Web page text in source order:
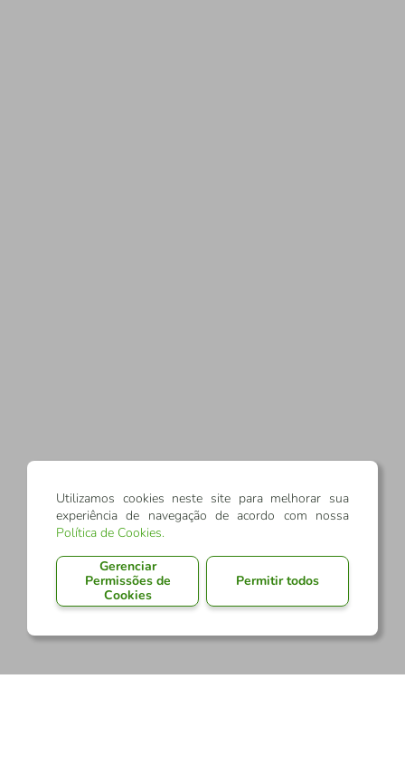
Utilizamos cookies neste site para melhorar sua
experiência de navegação de acordo com nossa
Política de Cookies.
Gerenciar
Permissões de
Cookies
Permitir todos